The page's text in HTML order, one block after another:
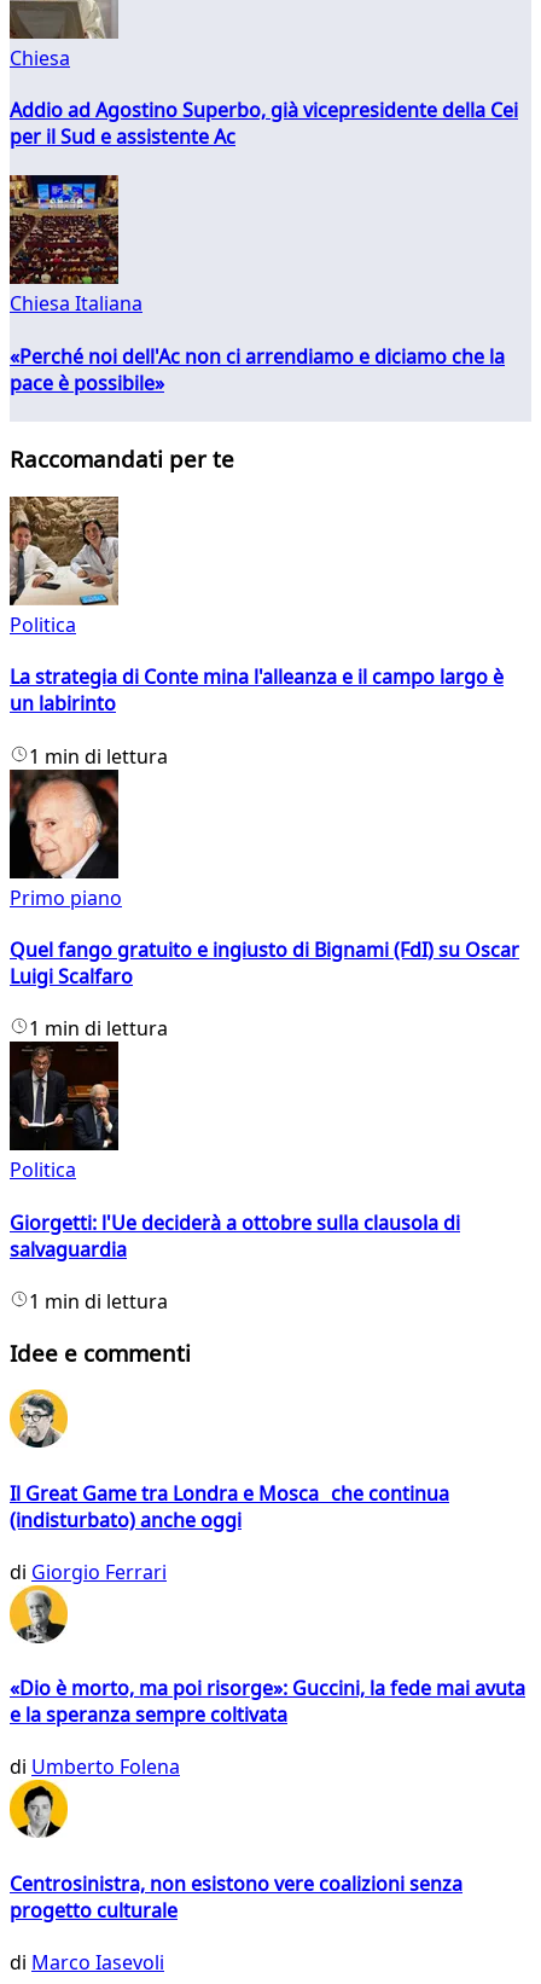
Chiesa
Addio ad Agostino Superbo, già vicepresidente della Cei
per il Sud e assistente Ac
Chiesa Italiana
«Perché noi dell'Ac non ci arrendiamo e diciamo che la
pace è possibile»
Raccomandati per te
Politica
La strategia di Conte mina l'alleanza e il campo largo è
un labirinto
1 min di lettura
Primo piano
Quel fango gratuito e ingiusto di Bignami (FdI) su Oscar
Luigi Scalfaro
1 min di lettura
Politica
Giorgetti: l'Ue deciderà a ottobre sulla clausola di
salvaguardia
1 min di lettura
Idee e commenti
Il Great Game tra Londra e Mosca che continua
(indisturbato) anche oggi
di Giorgio Ferrari
«Dio è morto, ma poi risorge»: Guccini, la fede mai avuta
e la speranza sempre coltivata
di Umberto Folena
Centrosinistra, non esistono vere coalizioni senza
progetto culturale
di Marco Iasevoli